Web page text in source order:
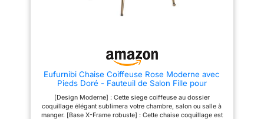
Eufurnibi Chaise Coiffeuse Rose Moderne avec
Pieds Doré - Fauteuil de Salon Fille pour
Chambre, Facile à Monter
[Design Moderne] : Cette siege coiffeuse au dossier
coquillage élégant sublimera votre chambre, salon ou salle à
manger. [Base X-Frame robuste]‌ : Cette chaise coquillage est